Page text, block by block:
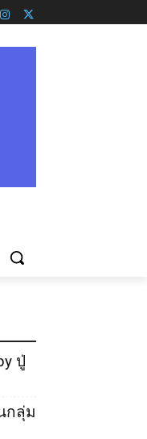
ปู่
กลุ่ม